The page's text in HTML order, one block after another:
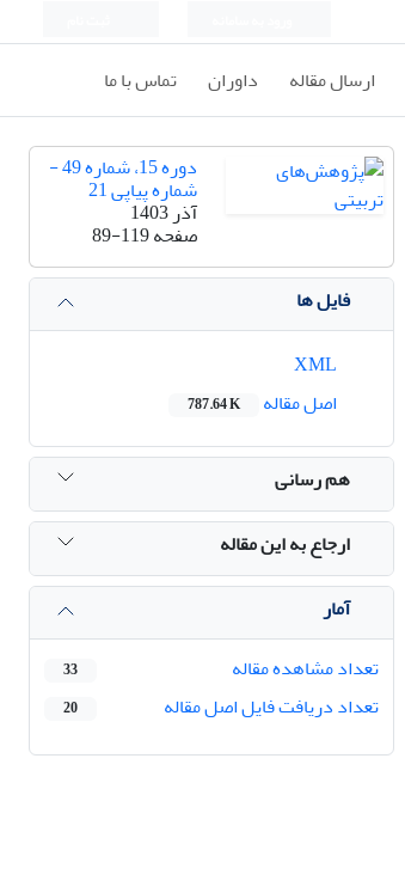
ارسال مقاله داوران تماس با ما
دوره 15، شماره 49 -
شماره پیاپی 21
آذر 1403
صفحه89-119
فایل ها
اصل مقاله
787.64 K
هم رسانی
ارجاع به این مقاله
آمار
تعداد مشاهده مقاله
33
تعداد دریافت فایل اصل مقاله 20